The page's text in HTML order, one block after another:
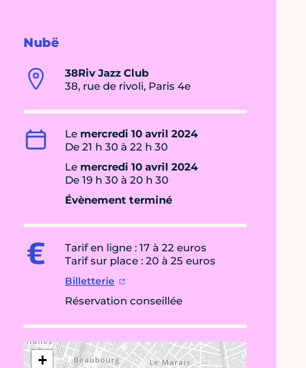
Nubë
38Riv Jazz Club
38, rue de rivoli, Paris 4e
Le mercredi 10 avril 2024
De 21 h 30 à 22 h 30
Le mercredi 10 avril 2024
De 19 h 30 à 20 h 30
Évènement terminé
Tarif en ligne : 17 à 22 euros
Tarif sur place : 20 à 25 euros
Billetterie
Réservation conseillée
+